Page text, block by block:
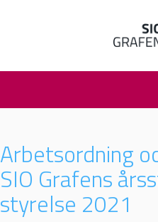
Arbetsordning
SIO Grafens
styrelse 2021